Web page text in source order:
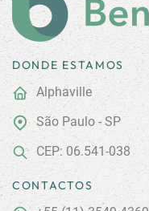
DONDE ESTAMOS
Alphaville
São Paulo - SP
CEP: 06.541-038
CONTACTOS